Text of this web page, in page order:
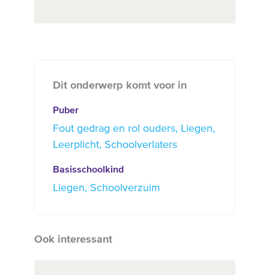
Dit onderwerp komt voor in
Puber
Fout gedrag en rol ouders
Liegen
Leerplicht Schoolverlaters
Basisschoolkind
Liegen Schoolverzuim
Ook interessant